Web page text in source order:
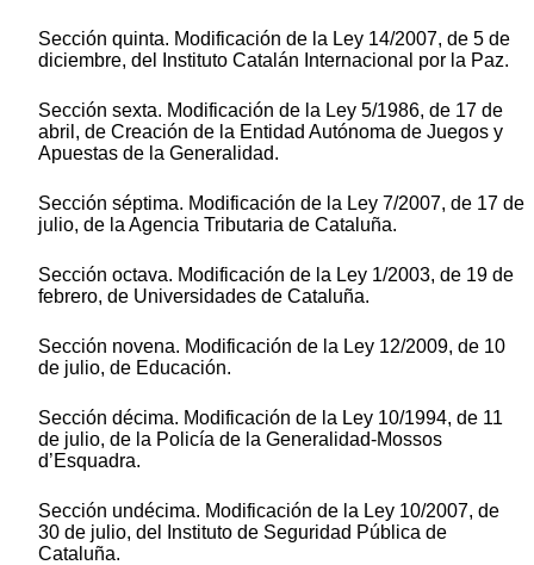
Sección quinta. Modificación de la Ley 14/2007, de 5 de
diciembre, del Instituto Catalán Internacional por la Paz.
Sección sexta. Modificación de la Ley 5/1986, de 17 de
abril, de Creación de la Entidad Autónoma de Juegos y
Apuestas de la Generalidad.
Sección séptima. Modificación de la Ley 7/2007, de 17 de
julio, de la Agencia Tributaria de Cataluña.
Sección octava. Modificación de la Ley 1/2003, de 19 de
febrero, de Universidades de Cataluña.
Sección novena. Modificación de la Ley 12/2009, de 10
de julio, de Educación.
Sección décima. Modificación de la Ley 10/1994, de 11
de julio, de la Policía de la Generalidad-Mossos
d’Esquadra.
Sección undécima. Modificación de la Ley 10/2007, de
30 de julio, del Instituto de Seguridad Pública de
Cataluña.